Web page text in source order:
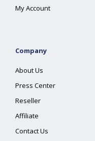
My Account
Company
About Us
Press Center
Reseller
Affiliate
Contact Us